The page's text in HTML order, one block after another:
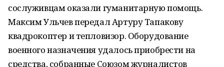
сослуживцам оказали гуманитарную помощь.
Максим Ульчев передал Артуру Тапакову
квадрокоптер и тепловизор. Оборудование
военного назначения удалось приобрести на
средства, собранные Союзом журналистов